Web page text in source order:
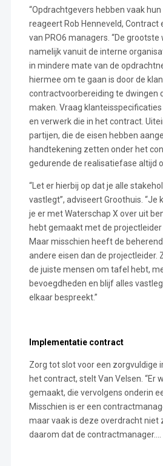
“Opdrachtgevers hebben vaak
reageert Rob Henneveld, Contract
van PRO6 managers. “De
namelijk vanuit de interne
in mindere mate van de
hiermee om te gaan is door de
contractvoorbereiding te dwingen
maken. Vraag
en verwerk die in het contract.
partijen, die de eisen hebben
handtekening zetten onder het
gedurende de realisatiefase altijd
“Let er hierbij op dat je alle
vastlegt”, adviseert Groothuis. “Je
je er met Waterschap X over uit
hebt gemaakt met de projectleider
Maar misschien heeft de
andere eisen dan de projectleider.
de juiste mensen om tafel hebt,
bevoegdheden en blijf alles
elkaar bespreekt.”
Implementatie contract
Zorg tot slot voor een zorgvuldige
het contract, stelt Van Velsen. “Er
gemaakt, die vervolgens onderin
Misschien is er een
maar vaak is deze overdracht niet
daarom dat de contractmanager….